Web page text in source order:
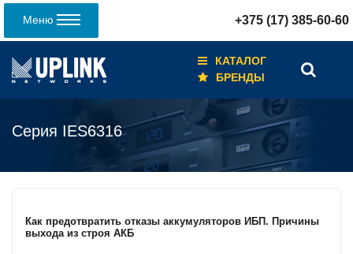
Меню +375 (17) 385-60-60
КАТАЛОГ
БРЕНДЫ
Серия IES6316
Кабели для промышленных сетей в новом каталоге ANC
Как предотвратить отказы аккумуляторов ИБП. Причины
выхода из строя АКБ